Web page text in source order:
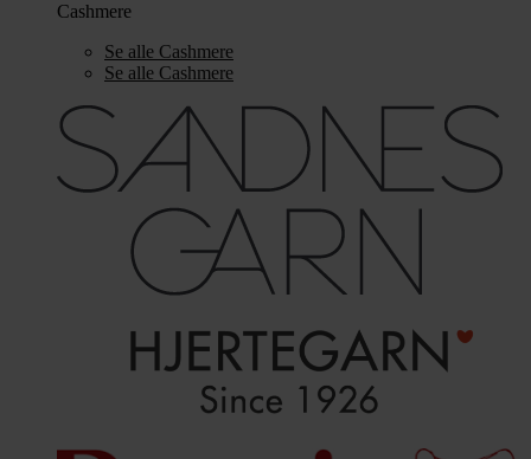
Cashmere
Se alle Cashmere
Se alle Cashmere